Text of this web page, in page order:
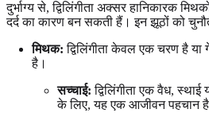
दुर्भाग्य से, द्विलिंगीता अक्सर हानिकारक
दर्द का कारण बन सकती हैं। इन झूठों को
मिथक: द्विलिंगीता केवल एक चरण है या
है।
सच्चाई: द्विलिंगीता एक वैध,
के लिए, यह एक आजीवन पहचान